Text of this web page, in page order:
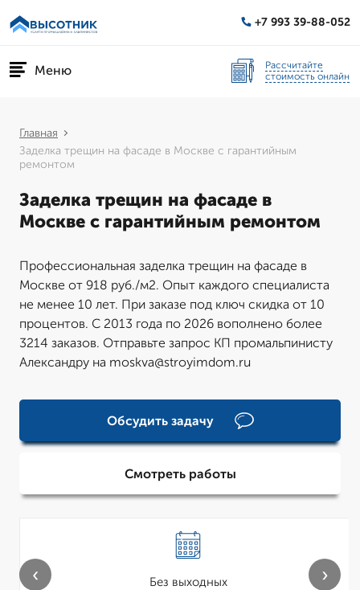
+7 993 39-88-052
Меню
Рассчитайте
стоимость онлайн
Главная
Заделка трещин на фасаде в Москве с гарантийным
ремонтом
Заделка трещин на фасаде в
Москве с гарантийным ремонтом
Профессиональная заделка трещин на фасаде в
Москве от 918 руб./м2. Опыт каждого специалиста
не менее 10 лет. При заказе под ключ скидка от 10
процентов. С 2013 года по 2026 вополнено более
3214 заказов. Отправьте запрос КП промальпинисту
Александру на moskva@stroyimdom.ru
Обсудить задачу
Смотреть работы
Без выходных
‹ ›